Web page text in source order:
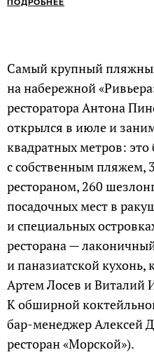
ПОДРОБНЕЕ
Самый крупный
на набережной
ресторатора Антона
открылся в июле и
квадратных метров:
с собственным пляжем,
рестораном, 260
посадочных мест в
и специальных
ресторана —
и паназиатской
Артем Лосев и Виталий
К обширной
бар-менеджер Алексей
ресторан «Морской»).